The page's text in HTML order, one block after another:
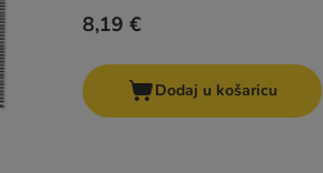
8,19 €
Dodaj u košaricu